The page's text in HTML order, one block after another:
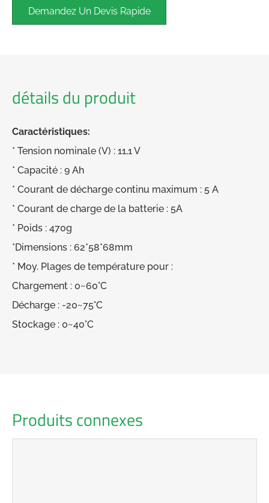
Demandez Un Devis Rapide
détails du produit
Caractéristiques:
* Tension nominale (V) : 11,1 V
* Capacité : 9 Ah
* Courant de décharge continu maximum : 5 A
* Courant de charge de la batterie : 5A
* Poids : 470g
*Dimensions : 62*58*68mm
* Moy. Plages de température pour :
Chargement : 0~60°C
Décharge : -20~75°C
Stockage : 0~40°C
Produits connexes